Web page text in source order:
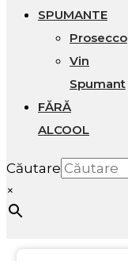
SPUMANTE
Prosecco
Vin
Spumant
FĂRĂ
ALCOOL
Căutare
×